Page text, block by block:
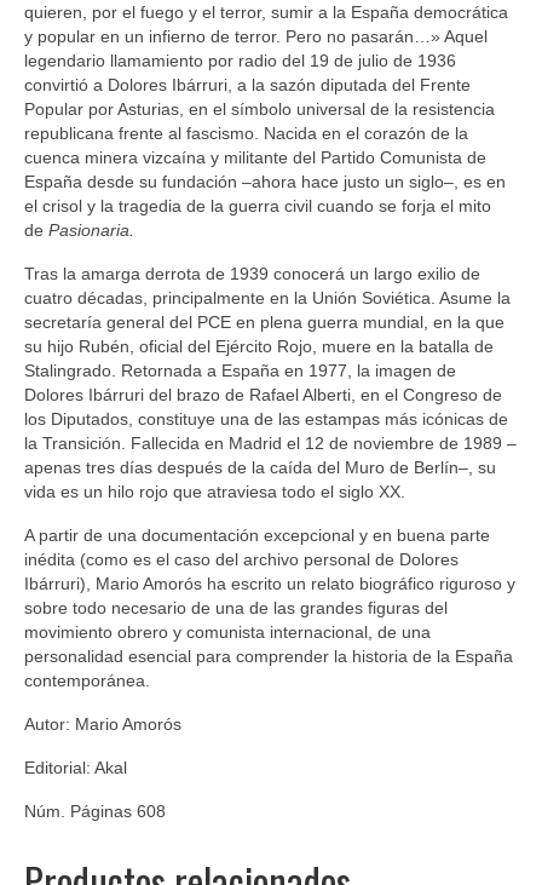
quieren, por el fuego y el terror, sumir a la España democrática
y popular en un infierno de terror. Pero no pasarán…» Aquel
legendario llamamiento por radio del 19 de julio de 1936
convirtió a Dolores Ibárruri, a la sazón diputada del Frente
Popular por Asturias, en el símbolo universal de la resistencia
republicana frente al fascismo. Nacida en el corazón de la
cuenca minera vizcaína y militante del Partido Comunista de
España desde su fundación –ahora hace justo un siglo–, es en
el crisol y la tragedia de la guerra civil cuando se forja el mito
de Pasionaria.
Tras la amarga derrota de 1939 conocerá un largo exilio de
cuatro décadas, principalmente en la Unión Soviética. Asume la
secretaría general del PCE en plena guerra mundial, en la que
su hijo Rubén, oficial del Ejército Rojo, muere en la batalla de
Stalingrado. Retornada a España en 1977, la imagen de
Dolores Ibárruri del brazo de Rafael Alberti, en el Congreso de
los Diputados, constituye una de las estampas más icónicas de
la Transición. Fallecida en Madrid el 12 de noviembre de 1989 –
apenas tres días después de la caída del Muro de Berlín–, su
vida es un hilo rojo que atraviesa todo el siglo XX.
A partir de una documentación excepcional y en buena parte
inédita (como es el caso del archivo personal de Dolores
Ibárruri), Mario Amorós ha escrito un relato biográfico riguroso y
sobre todo necesario de una de las grandes figuras del
movimiento obrero y comunista internacional, de una
personalidad esencial para comprender la historia de la España
contemporánea.
Autor: Mario Amorós
Editorial: Akal
Núm. Páginas 608